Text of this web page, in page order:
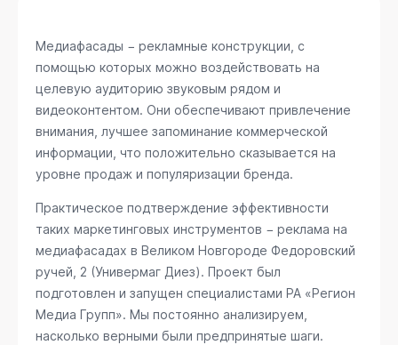
Медиафасады − рекламные конструкции, с
помощью которых можно воздействовать на
целевую аудиторию звуковым рядом и
видеоконтентом. Они обеспечивают привлечение
внимания, лучшее запоминание коммерческой
информации, что положительно сказывается на
уровне продаж и популяризации бренда.
Практическое подтверждение эффективности
таких маркетинговых инструментов − реклама на
медиафасадах в Великом Новгороде Федоровский
ручей, 2 (Универмаг Диез). Проект был
подготовлен и запущен специалистами РА «Регион
Медиа Групп». Мы постоянно анализируем,
насколько верными были предпринятые шаги.